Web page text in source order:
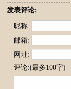
发表评论:
昵称:
邮箱:
网址:
评论:(最多100字)